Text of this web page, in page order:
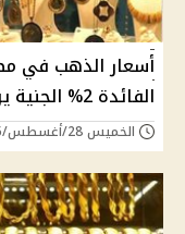
أسعار الذهب في
الفائدة 2% الجنية يرتفع 80 جنيهاً
الخميس 28/أغسطس/2025 - 09:16 م